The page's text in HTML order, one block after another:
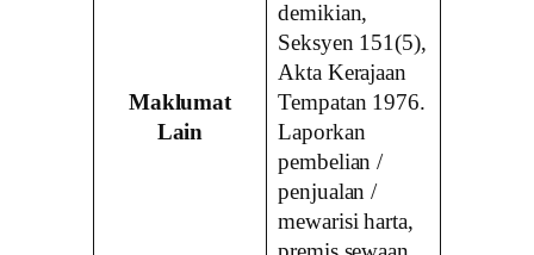
Maklumat
Lain
demikian,
Seksyen 151(5),
Akta Kerajaan
Tempatan 1976.
Laporkan
pembelian /
penjualan /
mewarisi harta,